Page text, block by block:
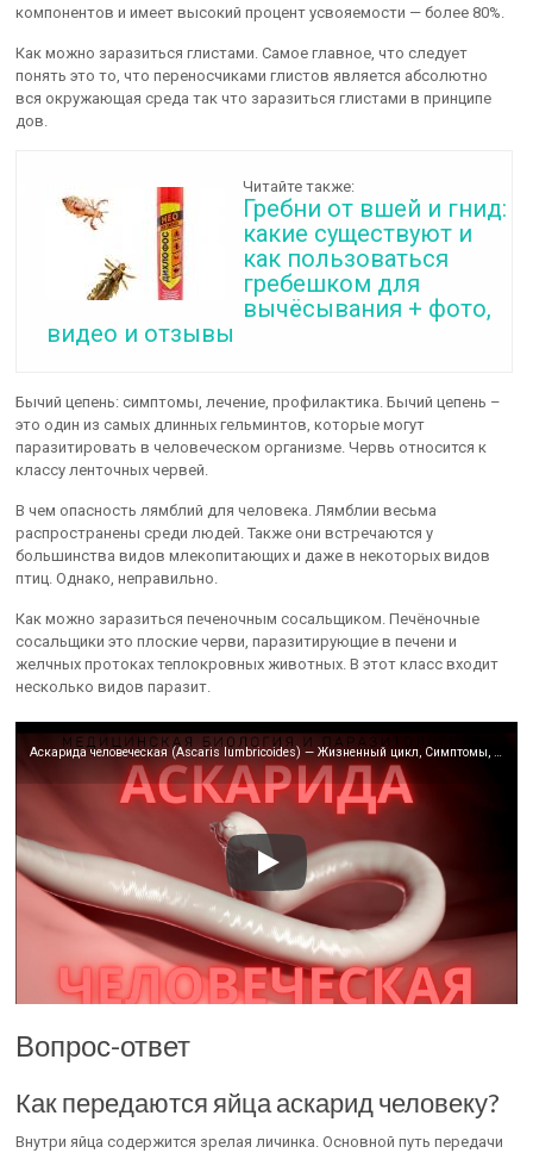
компонентов и имеет высокий процент усвояемости — более 80%.
Как можно заразиться глистами. Самое главное, что следует
понять это то, что переносчиками глистов является абсолютно
вся окружающая среда так что заразиться глистами в принципе
дов.
Читайте также:
Гребни от вшей и гнид:
какие существуют и
как пользоваться
гребешком для
вычёсывания + фото,
видео и отзывы
Бычий цепень: симптомы, лечение, профилактика. Бычий цепень –
это один из самых длинных гельминтов, которые могут
паразитировать в человеческом организме. Червь относится к
классу ленточных червей.
В чем опасность лямблий для человека. Лямблии весьма
распространены среди людей. Также они встречаются у
большинства видов млекопитающих и даже в некоторых видов
птиц. Однако, неправильно.
Как можно заразиться печеночным сосальщиком. Печёночные
сосальщики это плоские черви, паразитирующие в печени и
желчных протоках теплокровных животных. В этот класс входит
несколько видов паразит.
Аскарида человеческая (Ascaris lumbricoides) — Жизненный цикл, Симптомы, Диагностика, Размеры
Вопрос-ответ
Как передаются яйца аскарид человеку?
Внутри яйца содержится зрелая личинка. Основной путь передачи